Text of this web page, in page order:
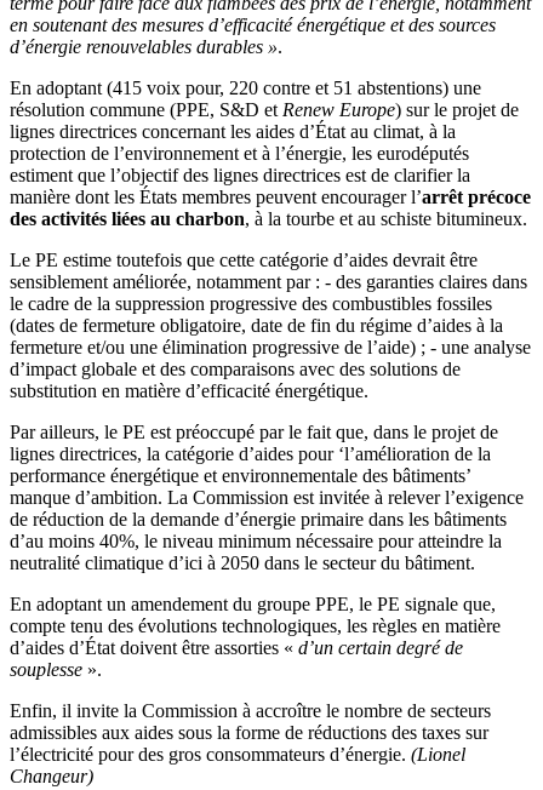
en soutenant des mesures d’efficacité énergétique et des sources
d’énergie renouvelables durables ».
En adoptant (415 voix pour, 220 contre et 51 abstentions) une
résolution commune (PPE, S&D et Renew Europe) sur le projet de
lignes directrices concernant les aides d’État au climat, à la
protection de l’environnement et à l’énergie, les eurodéputés
estiment que l’objectif des lignes directrices est de clarifier la
manière dont les États membres peuvent encourager l’arrêt précoce
des activités liées au charbon, à la tourbe et au schiste bitumineux.
Le PE estime toutefois que cette catégorie d’aides devrait être
sensiblement améliorée, notamment par : - des garanties claires dans
le cadre de la suppression progressive des combustibles fossiles
(dates de fermeture obligatoire, date de fin du régime d’aides à la
fermeture et/ou une élimination progressive de l’aide) ; - une analyse
d’impact globale et des comparaisons avec des solutions de
substitution en matière d’efficacité énergétique.
Par ailleurs, le PE est préoccupé par le fait que, dans le projet de
lignes directrices, la catégorie d’aides pour ‘l’amélioration de la
performance énergétique et environnementale des bâtiments’
manque d’ambition. La Commission est invitée à relever l’exigence
de réduction de la demande d’énergie primaire dans les bâtiments
d’au moins 40%, le niveau minimum nécessaire pour atteindre la
neutralité climatique d’ici à 2050 dans le secteur du bâtiment.
En adoptant un amendement du groupe PPE, le PE signale que,
compte tenu des évolutions technologiques, les règles en matière
d’aides d’État doivent être assorties « d’un certain degré de
souplesse ».
Enfin, il invite la Commission à accroître le nombre de secteurs
admissibles aux aides sous la forme de réductions des taxes sur
l’électricité pour des gros consommateurs d’énergie. (Lionel
Changeur)